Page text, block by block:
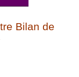
Bilan de